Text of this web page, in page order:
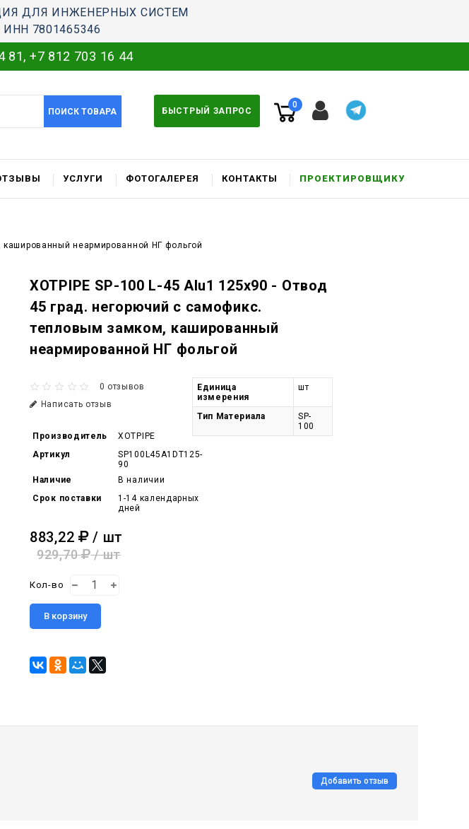
ДЛЯ ИНЖЕНЕРНЫХ СИСТЕМ
7801465346
81, +7 812 703 16 44
ПОИСК ТОВАРА БЫСТРЫЙ ЗАПРОС
0
УСЛУГИ ФОТОГАЛЕРЕЯ КОНТАКТЫ ПРОЕКТИРОВЩИКУ
неармированной НГ фольгой
XOTPIPE SP-100 L-45 Alu1 125x90 - Отвод
45 град. негорючий c самофикс.
тепловым замком, кашированный
неармированной НГ фольгой
0 отзывов
Написать отзыв
Производитель
XOTPIPE
Артикул
SP100L45A1DT125-
90
Наличие
В наличии
Срок поставки
1-14 календарных
дней
883,22 / шт
929,70 / шт
Кол-во
В корзину
Единица
измерения
шт
Тип Материала
SP-
100
Добавить отзыв